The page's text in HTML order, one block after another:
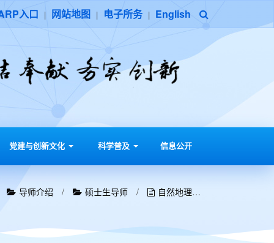
入口 | 网站地图 | 电子所务 | English
党建与创新文化 科学普及 信息公开
导师介绍 / 硕士生导师 / 自然地理学